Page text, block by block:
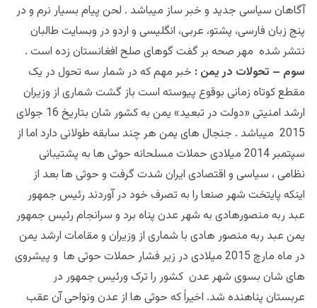
آگاهان سیاسی جدید و خبر ساز میباشد . لحن پیام بسیار نرم و در
پنج زبان فارسی، پشتو، عربی، انگلیسی و اردو در وبسایت طالبان
نتشر شده مهر صحه بر گفت گوهای صلح افغانستان زده است .
سوم – تحولات در یمن : خبر مهم که در شمار سه تحول در یک
مقطع کوتاه زمانی بوقوع پیوسته است باز گشت شماری از وزیران
ارشد امنیتی «دولت در تبعید» یمن به کشور شان بتاریخ 16 جولای
2015 میباشد . جنجال های یمن هر چند سابقه طولانی دارد اما از
سپتمبر 2014 میلادی حملات مسلحانه حوثی ها به پشتیبانی
نظامی ، سیاسی و اقتصادی ایران شدت گرفت و حوثی ها بعد از
اینکه پایتخت شهر صنعا را به تصرف خود در آوردند رئیس جمهور
عبد ربه منصورهادی به شهر عدن پناه برد و سرانجام رئیس جمهور
یمن عبد ربه منصور هادی با شماری از وزیران و مقامات ارشد یمن
در ماه مارچ 2015 میلادی در زیر فشار حملات حوثی ها و پیشروی
های شان بسوی شهر عدن کشور را ترک ورئیس جمهور در
عربستان پناهنده شد. اخیراً که حوثی ها از عدن ونواحی آن عقب